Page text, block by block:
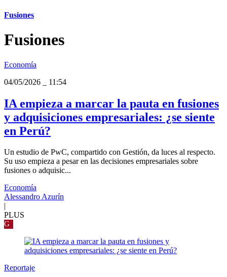
Fusiones
Fusiones
Economía
04/05/2026
11:54
IA empieza a marcar la pauta en fusiones
y adquisiciones empresariales: ¿se siente
en Perú?
Un estudio de PwC, compartido con Gestión, da luces al respecto.
Su uso empieza a pesar en las decisiones empresariales sobre
fusiones o adquisic...
Economía
Alessandro Azurín
PLUS
G
Reportaje